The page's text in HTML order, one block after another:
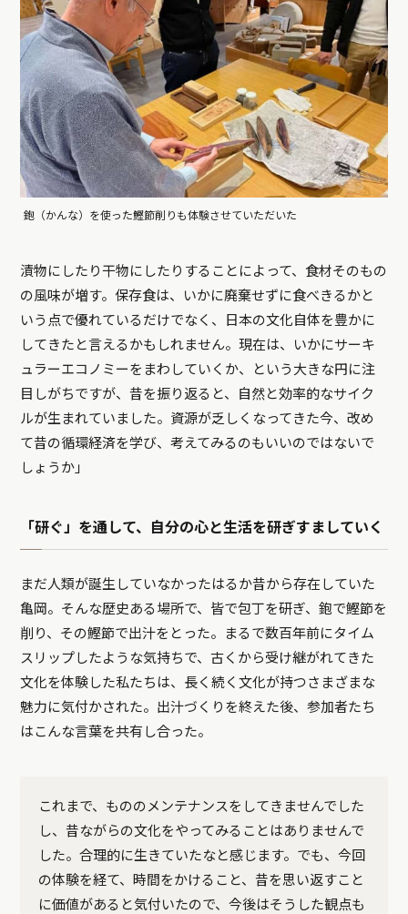
鉋（かんな）を使った鰹節削りも体験させていただいた
漬物にしたり干物にしたりすることによって、食材そのもの
の風味が増す。保存食は、いかに廃棄せずに食べきるかと
いう点で優れているだけでなく、日本の文化自体を豊かに
してきたと言えるかもしれません。現在は、いかにサーキ
ュラーエコノミーをまわしていくか、という大きな円に注
目しがちですが、昔を振り返ると、自然と効率的なサイク
ルが生まれていました。資源が乏しくなってきた今、改め
て昔の循環経済を学び、考えてみるのもいいのではないで
しょうか」
「研ぐ」を通して、自分の心と生活を研ぎすましていく
まだ人類が誕生していなかったはるか昔から存在していた
亀岡。そんな歴史ある場所で、皆で包丁を研ぎ、鉋で鰹節を
削り、その鰹節で出汁をとった。まるで数百年前にタイム
スリップしたような気持ちで、古くから受け継がれてきた
文化を体験した私たちは、長く続く文化が持つさまざまな
魅力に気付かされた。出汁づくりを終えた後、参加者たち
はこんな言葉を共有し合った。
これまで、もののメンテナンスをしてきませんでした
し、昔ながらの文化をやってみることはありませんで
した。合理的に生きていたなと感じます。でも、今回
の体験を経て、時間をかけること、昔を思い返すこと
に価値があると気付いたので、今後はそうした観点も